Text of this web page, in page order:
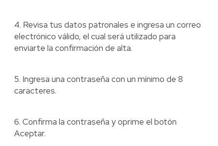
4. Revisa tus datos patronales e ingresa un correo
electrónico válido, el cual será utilizado para
enviarte la confirmación de alta.
5. Ingresa una contraseña con un mínimo de 8
caracteres.
6. Confirma la contraseña y oprime el botón
Aceptar.